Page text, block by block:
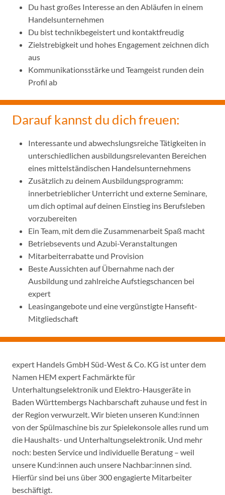
Du hast großes Interesse an den Abläufen in einem
Handelsunternehmen
Du bist technikbegeistert und kontaktfreudig
Zielstrebigkeit und hohes Engagement zeichnen dich
aus
Kommunikationsstärke und Teamgeist runden dein
Profil ab
Darauf kannst du dich freuen:
Interessante und abwechslungsreiche Tätigkeiten in
unterschiedlichen ausbildungsrelevanten Bereichen
eines mittelständischen Handelsunternehmens
Zusätzlich zu deinem Ausbildungsprogramm:
innerbetrieblicher Unterricht und externe Seminare,
um dich optimal auf deinen Einstieg ins Berufsleben
vorzubereiten
Ein Team, mit dem die Zusammenarbeit Spaß macht
Betriebsevents und Azubi-Veranstaltungen
Mitarbeiterrabatte und Provision
Beste Aussichten auf Übernahme nach der
Ausbildung und zahlreiche Aufstiegschancen bei
expert
Leasingangebote und eine vergünstigte Hansefit-
Mitgliedschaft
expert Handels GmbH Süd-West & Co. KG ist unter dem
Namen HEM expert Fachmärkte für
Unterhaltungselektronik und Elektro-Hausgeräte in
Baden Württembergs Nachbarschaft zuhause und fest in
der Region verwurzelt. Wir bieten unseren Kund:innen
von der Spülmaschine bis zur Spielekonsole alles rund um
die Haushalts- und Unterhaltungselektronik. Und mehr
noch: besten Service und individuelle Beratung – weil
unsere Kund:innen auch unsere Nachbar:innen sind.
Hierfür sind bei uns über 300 engagierte Mitarbeiter
beschäftigt.